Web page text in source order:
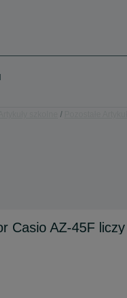
Casio AZ-45F